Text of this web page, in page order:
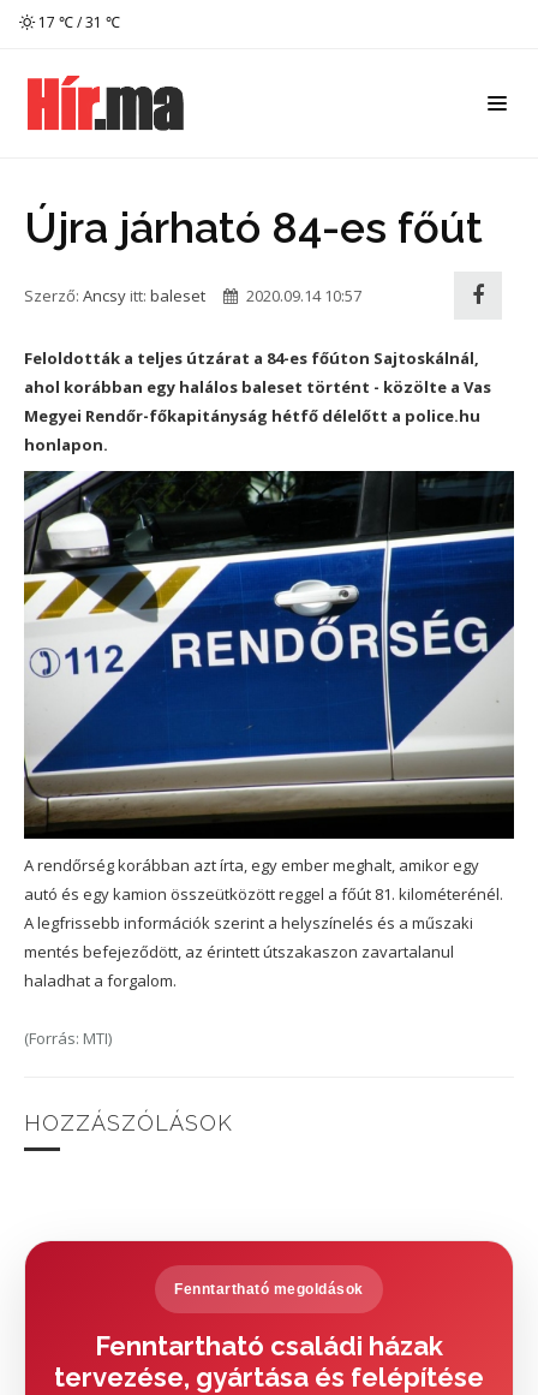
17 ℃ / 31 ℃
Újra járható 84-es főút
Szerző: Ancsy itt: baleset 2020.09.14 10:57
Feloldották a teljes útzárat a 84-es főúton Sajtoskálnál,
ahol korábban egy halálos baleset történt - közölte a Vas
Megyei Rendőr-főkapitányság hétfő délelőtt a police.hu
honlapon.
A rendőrség korábban azt írta, egy ember meghalt, amikor egy
autó és egy kamion összeütközött reggel a főút 81. kilométerénél.
A legfrissebb információk szerint a helyszínelés és a műszaki
mentés befejeződött, az érintett útszakaszon zavartalanul
haladhat a forgalom.
(Forrás: MTI)
HOZZÁSZÓLÁSOK
Fenntartható megoldások
Fenntartható családi házak
tervezése, gyártása és felépítése